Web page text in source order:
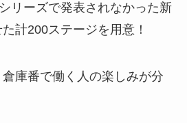
リーズで発表されなかった新
計200ステージを用意！
庫番で働く人の楽しみが分